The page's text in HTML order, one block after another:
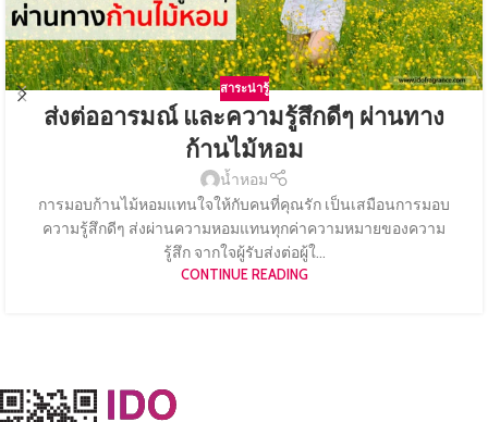
สาระน่ารู้
ส่งต่ออารมณ์ และความรู้สึกดีๆ ผ่านทาง
ก้านไม้หอม
น้ำหอม
การมอบก้านไม้หอมแทนใจให้กับคนที่คุณรัก เป็นเสมือนการมอบ
ความรู้สึกดีๆ ส่งผ่านความหอมแทนทุกค่าความหมายของความ
รู้สึก จากใจผู้รับส่งต่อผู้ใ...
CONTINUE READING